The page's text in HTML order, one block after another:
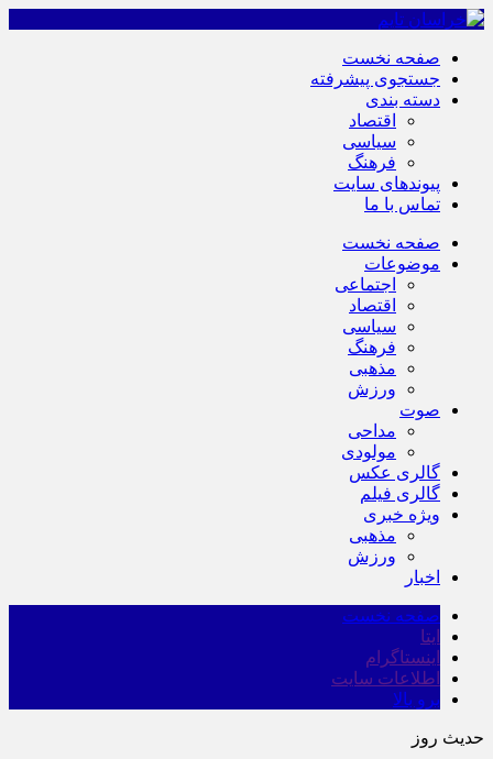
صفحه نخست
جستجوی پیشرفته
دسته بندی
اقتصاد
سیاسی
فرهنگ
پیوندهای سایت
تماس با ما
صفحه نخست
موضوعات
اجتماعی
اقتصاد
سیاسی
فرهنگ
مذهبی
ورزش
صوت
مداحی
مولودی
گالری عکس
گالری فیلم
ویژه خبری
مذهبی
ورزش
اخبار
صفحه نخست
ایتا
اینستاگرام
اطلاعات سایت
برو بالا
حدیث روز